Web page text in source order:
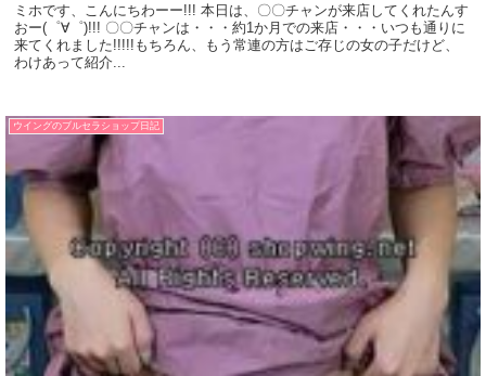
ミホです、こんにちわーー!!! 本日は、〇〇チャンが来店してくれたんす
おー(゜∀゜)!!! 〇〇チャンは・・・約1か月での来店・・・いつも通りに
来てくれました!!!!!もちろん、もう常連の方はご存じの女の子だけど、
わけあって紹介...
ウイングのブルセラショップ日記